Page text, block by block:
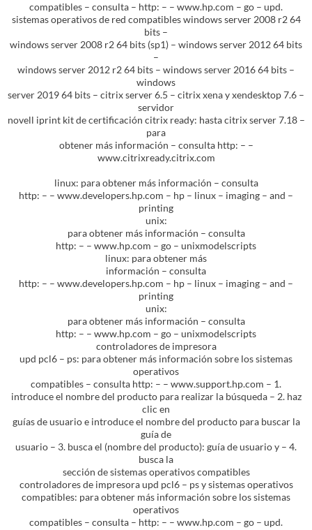
compatibles – consulta – http: – – www.hp.com – go – upd.
sistemas operativos de red compatibles windows server 2008 r2 64
bits –
windows server 2008 r2 64 bits (sp1) – windows server 2012 64 bits
–
windows server 2012 r2 64 bits – windows server 2016 64 bits –
windows
server 2019 64 bits – citrix server 6.5 – citrix xena y xendesktop 7.6 –
servidor
novell iprint kit de certificación citrix ready: hasta citrix server 7.18 –
para
obtener más información – consulta http: – –
www.citrixready.citrix.com
linux: para obtener más información – consulta
http: – – www.developers.hp.com – hp – linux – imaging – and –
printing
unix:
para obtener más información – consulta
http: – – www.hp.com – go – unixmodelscripts
linux: para obtener más
información – consulta
http: – – www.developers.hp.com – hp – linux – imaging – and –
printing
unix:
para obtener más información – consulta
http: – – www.hp.com – go – unixmodelscripts
controladores de impresora
upd pcl6 – ps: para obtener más información sobre los sistemas
operativos
compatibles – consulta http: – – www.support.hp.com – 1.
introduce el nombre del producto para realizar la búsqueda – 2. haz
clic en
guías de usuario e introduce el nombre del producto para buscar la
guía de
usuario – 3. busca el (nombre del producto): guía de usuario y – 4.
busca la
sección de sistemas operativos compatibles
controladores de impresora upd pcl6 – ps y sistemas operativos
compatibles: para obtener más información sobre los sistemas
operativos
compatibles – consulta – http: – – www.hp.com – go – upd.